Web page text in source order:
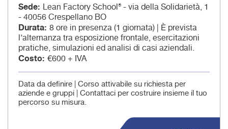
Sede Lean Factory School® - via della Solidarietà, 1
- 40056 Crespellano BO
Durata 8 ore in presenza (1 giornata) | È prevista
l’alternanza tra esposizione frontale, esercitazioni
pratiche, simulazioni ed analisi di casi aziendali.
Costo €600 + IVA
Data da definire | Corso attivabile su richiesta per
aziende e gruppi | Contattaci per costruire insieme il tuo
percorso su misura.